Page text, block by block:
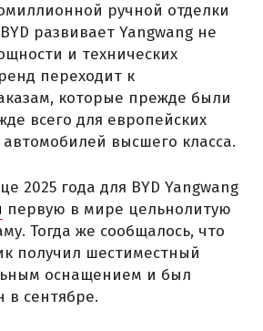
ручной отделки
развивает Yangwang не
и технических
переходит к
которые прежде были
всего для европейских
высшего класса.
2025 года для BYD Yangwang
первую в мире цельнолитую
Тогда же сообщалось, что
получил шестиместный
оснащением и был
в сентябре.